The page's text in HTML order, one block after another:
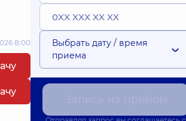
8:00
Выбрать дату / время
приема